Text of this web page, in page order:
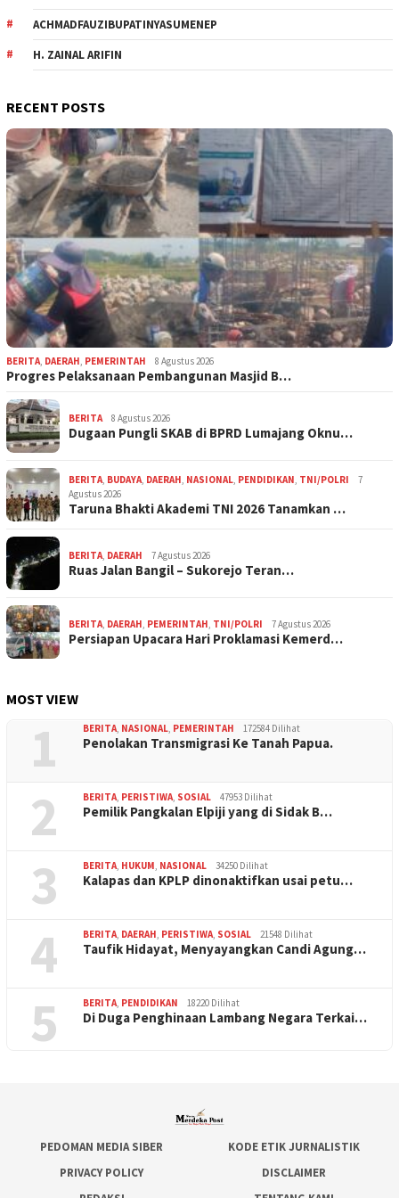
ACHMADFAUZIBUPATINYASUMENEP
H. ZAINAL ARIFIN
RECENT POSTS
BERITA DAERAH PEMERINTAH 8 Agustus 2026
Progres Pelaksanaan Pembangunan Masjid B…
BERITA 8 Agustus 2026
Dugaan Pungli SKAB di BPRD Lumajang Oknu…
BERITA BUDAYA DAERAH NASIONAL PENDIDIKAN TNI/POLRI
7
Agustus 2026
Taruna Bhakti Akademi TNI 2026 Tanamkan …
BERITA DAERAH 7 Agustus 2026
Ruas Jalan Bangil – Sukorejo Teran…
BERITA DAERAH PEMERINTAH TNI/POLRI 7 Agustus 2026
Persiapan Upacara Hari Proklamasi Kemerd…
MOST VIEW
1 BERITA NASIONAL PEMERINTAH 172584 Dilihat
Penolakan Transmigrasi Ke Tanah Papua.
2 BERITA PERISTIWA SOSIAL 47953 Dilihat
Pemilik Pangkalan Elpiji yang di Sidak B…
3 BERITA HUKUM NASIONAL 34250 Dilihat
Kalapas dan KPLP dinonaktifkan usai petu…
4 BERITA DAERAH PERISTIWA SOSIAL 21548 Dilihat
Taufik Hidayat, Menyayangkan Candi Agung…
5 BERITA PENDIDIKAN 18220 Dilihat
Di Duga Penghinaan Lambang Negara Terkai…
PEDOMAN MEDIA SIBER
KODE ETIK JURNALISTIK
PRIVACY POLICY
DISCLAIMER